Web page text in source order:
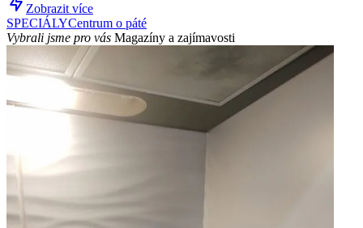
Zobrazit více
SPECIÁLYCentrum o páté
Vybrali jsme pro vás Magazíny a zajímavosti